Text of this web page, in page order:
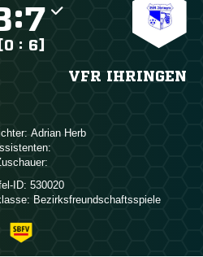
:
[0 : 6]
VFR IHRINGEN
 
ID: 530020
Bezirksfreundschaftsspiele